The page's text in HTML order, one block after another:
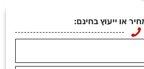
או ייעוץ בחינם: